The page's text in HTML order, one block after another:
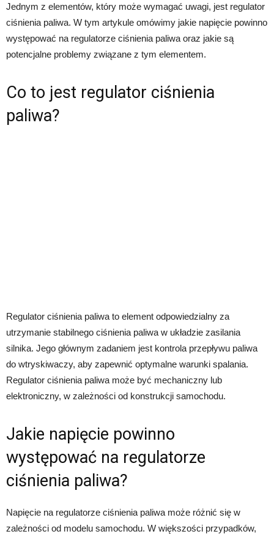
Jednym z elementów, który może wymagać uwagi, jest regulator
ciśnienia paliwa. W tym artykule omówimy jakie napięcie powinno
występować na regulatorze ciśnienia paliwa oraz jakie są
potencjalne problemy związane z tym elementem.
Co to jest regulator ciśnienia
paliwa?
Regulator ciśnienia paliwa to element odpowiedzialny za
utrzymanie stabilnego ciśnienia paliwa w układzie zasilania
silnika. Jego głównym zadaniem jest kontrola przepływu paliwa
do wtryskiwaczy, aby zapewnić optymalne warunki spalania.
Regulator ciśnienia paliwa może być mechaniczny lub
elektroniczny, w zależności od konstrukcji samochodu.
Jakie napięcie powinno
występować na regulatorze
ciśnienia paliwa?
Napięcie na regulatorze ciśnienia paliwa może różnić się w
zależności od modelu samochodu. W większości przypadków,